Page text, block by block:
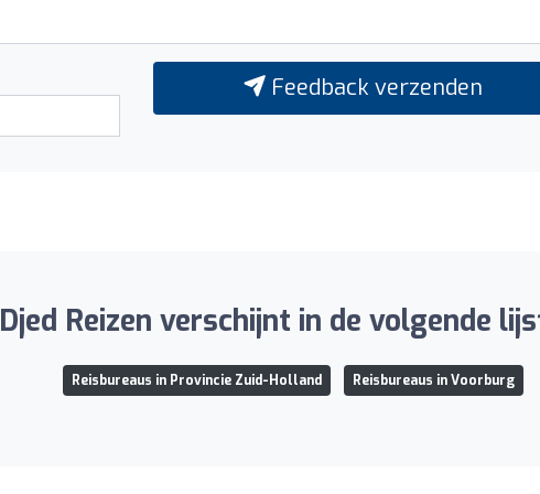
Feedback verzenden
Djed Reizen verschijnt in de volgende
Reisbureaus in Provincie Zuid-Holland Reisbureaus in Voorburg